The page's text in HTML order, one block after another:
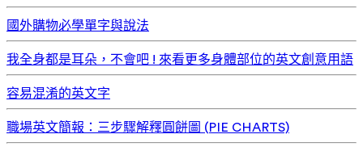
國外購物必學單字與說法
我全身都是耳朵，不會吧 ! 來看更多身體部位的英文創意用語
容易混淆的英文字
職場英文簡報：三步驟解釋圓餅圖 (PIE CHARTS)